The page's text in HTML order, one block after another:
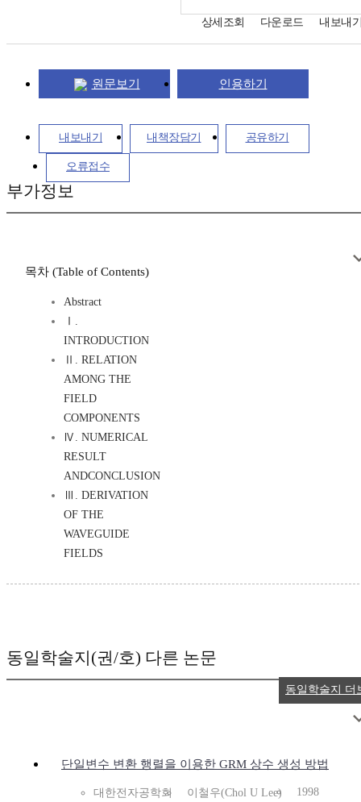
상세조회 다운로드 내보내
원문보기 인용하기
내보내기 내책장담기 공유하기
오류접수
부가정보
목차 (Table of Contents)
Abstract
Ⅰ.
INTRODUCTION
Ⅱ. RELATION
AMONG THE
FIELD
COMPONENTS
Ⅳ. NUMERICAL
RESULT
ANDCONCLUSION
Ⅲ. DERIVATION
OF THE
WAVEGUIDE
FIELDS
동일학술지(권/호) 다른 논문
단일변수 변환 행렬을 이용한 GRM 상수 생성 방법
대한전자공학회 이철우(Chol U Lee) 1998
동일학술지 더